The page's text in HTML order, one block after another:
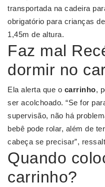
transportada na cadeira
obrigatório para crianças
1,45m de altura.
Faz mal
dormir no
Ela alerta que o carrinho,
ser acolchoado. “Se for
supervisão, não há
bebê pode rolar, além de
cabeça se precisar”,
Quando
carrinho?